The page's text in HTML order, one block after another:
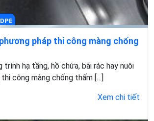
pháp thi công màng chống
trình hạ tầng, hồ chứa, bãi rác hay nuôi
công màng chống thấm […]
Xem chi tiết